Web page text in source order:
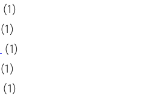
(1)
(1)
(1)
(1)
(1)